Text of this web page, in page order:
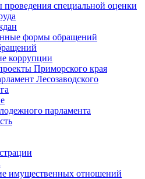
проведения специальной оценки
формы обращений
коррупции
Приморского края
Лесозаводского
парламента
имущественных отношений